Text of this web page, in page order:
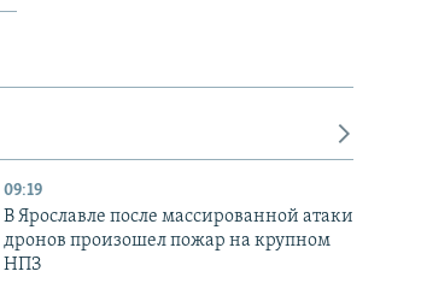
09:19
В Ярославле после массированной атаки
дронов произошел пожар на крупном
НПЗ